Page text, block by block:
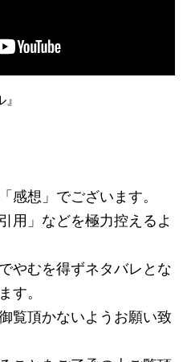
感想」でございます。
用」などを極力控えるよ
やむを得ずネタバレとな
す。
覧頂かないようお願い致